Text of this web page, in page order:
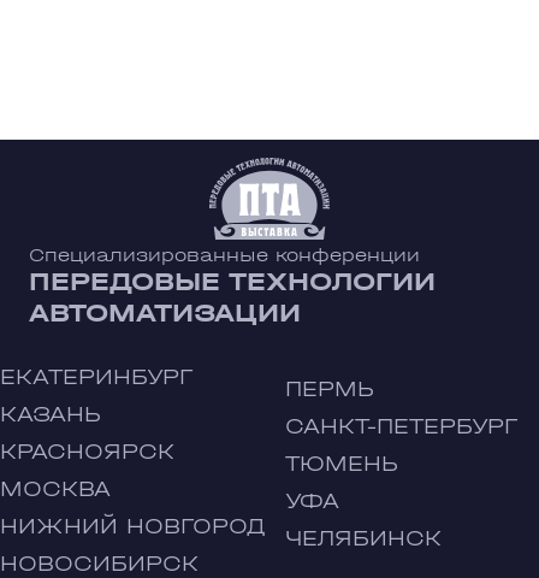
Специализированные конференции
ПЕРЕДОВЫЕ ТЕХНОЛОГИИ
АВТОМАТИЗАЦИИ
ЕКАТЕРИНБУРГ
КАЗАНЬ
КРАСНОЯРСК
МОСКВА
НИЖНИЙ НОВГОРОД
НОВОСИБИРСК
ПЕРМЬ
САНКТ-ПЕТЕРБУРГ
ТЮМЕНЬ
УФА
ЧЕЛЯБИНСК